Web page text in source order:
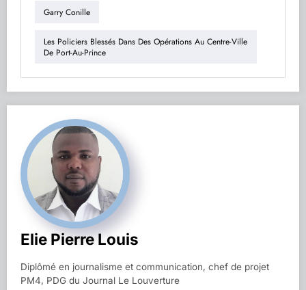
Garry Conille
Les Policiers Blessés Dans Des Opérations Au Centre-Ville
De Port-Au-Prince
Elie Pierre Louis
Diplômé en journalisme et communication, chef de projet
PM4, PDG du Journal Le Louverture